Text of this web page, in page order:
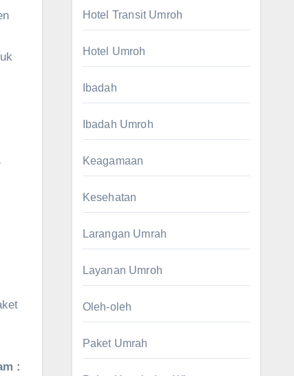
:
Hotel Transit Umroh
Hotel Umroh
Ibadah
Ibadah Umroh
Keagamaan
Kesehatan
Larangan Umrah
Layanan Umroh
Oleh-oleh
Paket Umrah